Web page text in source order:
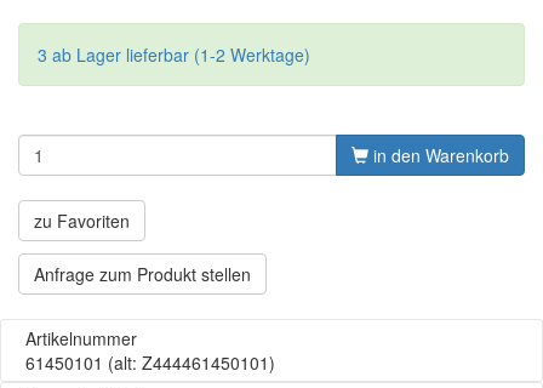
3 ab Lager lieferbar (1-2 Werktage)
in den Warenkorb
zu Favoriten
Anfrage zum Produkt stellen
Artikelnummer
61450101 (alt: Z444461450101)